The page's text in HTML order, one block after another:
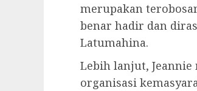
merupakan
benar hadir dan
Latumahina.
Lebih lanjut, Jeannie
organisasi